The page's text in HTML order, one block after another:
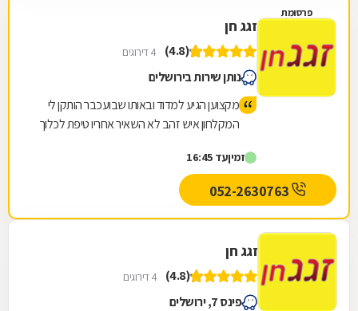
פרסומת
זגג חן
(4.8) 4 דירוגים
נותן שירות בירושלים
מקצוען הגיע למדוד ובאותו שבועכבר הותקן לי
המקלחון איש זהב לא השאיר אחריו טיפת לכלוך
זמיןעד 16:45
זגג חן
(4.8) 4 דירוגים
פינס 7, ירושלים